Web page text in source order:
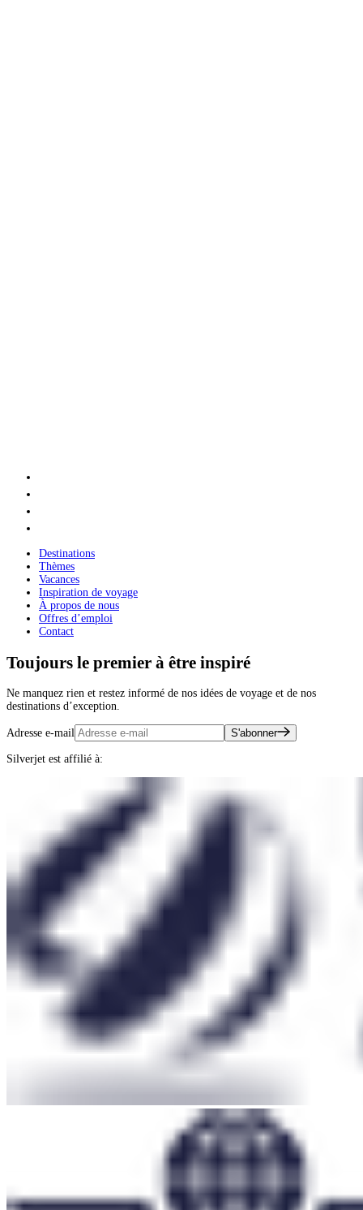
Destinations
Thèmes
Vacances
Inspiration de voyage
À propos de nous
Offres d’emploi
Contact
Toujours le premier à être inspiré
Ne manquez rien et restez informé de nos idées de voyage et de nos
destinations d’exception.
Adresse e-mail S'abonner
Silverjet est affilié à: